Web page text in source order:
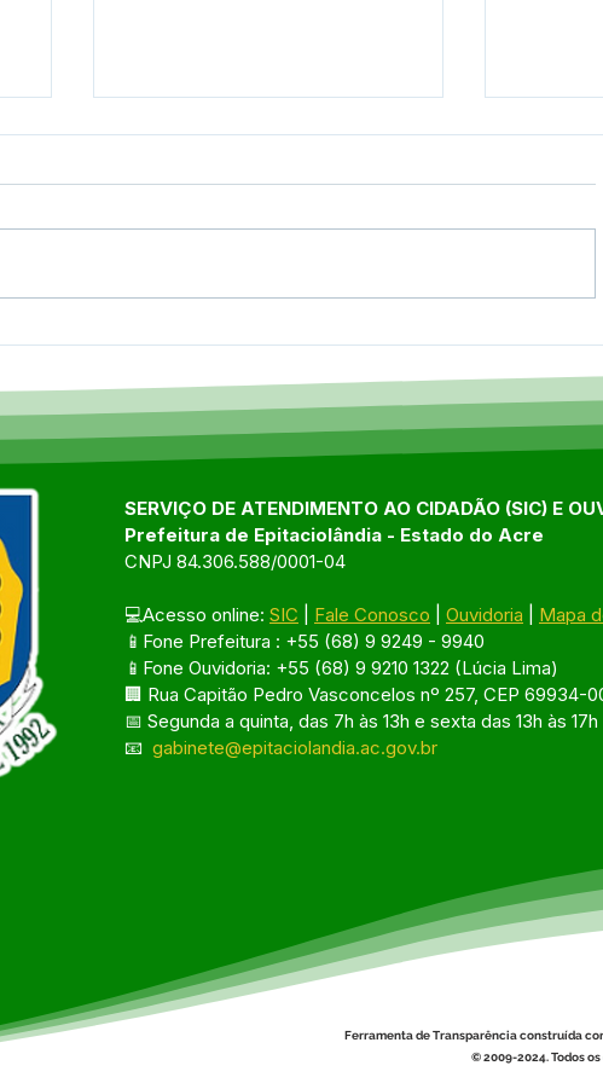
edição do Programa Saúde
na Comunidade
SERVIÇO DE ATENDIMENTO AO CIDADÃO (SIC) E
Prefeitura de Epitaciolândia - Estado do Acre
CNPJ 84.306.588/0001-04
💻Acesso online: SIC Fale Conosco Ouvidoria
Mapa
📱Fone Prefeitura : +55 (68) 9 9249 - 9940
📱Fone Ouvidoria: +55 (68) 9 9210 1322 (Lúcia Lima)
🏢 Rua Capitão Pedro Vasconcelos nº 257, CEP 69934-
📅 Segunda a quinta, das 7h às 13h e sexta das 13h às
📧 gabinete@epitaciolandia.ac.gov.br
Ferramenta de Transparência construída
© 2009-2024. Todos